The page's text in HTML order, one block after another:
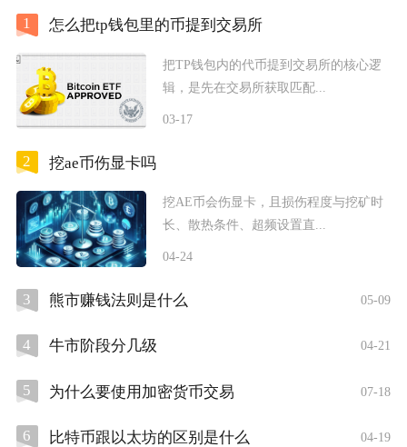
1 怎么把tp钱包里的币提到交易所
把TP钱包内的代币提到交易所的核心逻
辑，是先在交易所获取匹配...
03-17
2 挖ae币伤显卡吗
挖AE币会伤显卡，且损伤程度与挖矿时
长、散热条件、超频设置直...
04-24
3 熊市赚钱法则是什么 05-09
4 牛市阶段分几级 04-21
5 为什么要使用加密货币交易 07-18
6 比特币跟以太坊的区别是什么 04-19